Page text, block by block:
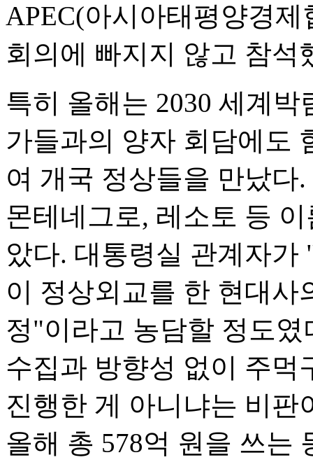
APEC(아시아태평양경
회의에 빠지지 않고 참석
특히 올해는 2030 세계
가들과의 양자 회담에도
여 개국 정상들을 만났다
몬테네그로, 레소토 등
았다. 대통령실 관계자가
이 정상외교를 한 현대사
정"이라고 농담할 정도
수집과 방향성 없이 주먹
진행한 게 아니냐는 비판
올해 총 578억 원을 쓰는